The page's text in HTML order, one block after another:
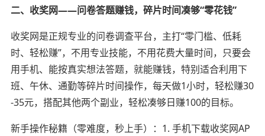
二、收奖网——问卷答题赚钱，碎片时间凑够“零花钱”
收奖网是正规专业的问卷调查平台，主打“零门槛、低耗
时、轻松赚”，不用专业技能，不用花费大量时间，只要会
用手机、能按真实想法答题，就能赚钱，特别适合利用下
班、午休、通勤等碎片时间操作，每天做1小时，轻松赚30
-35元，搭配其他两个副业，轻松凑够日赚100的目标。
新手操作秘籍（零难度，秒上手）：1. 手机下载收奖网AP